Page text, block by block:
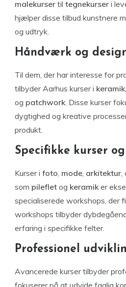
malekurser til tegnekurser i
hjælper disse tilbud kunstnere
og udtryk.
Håndværk og
Til dem, der har interesse for
tilbyder Aarhus kurser i keramik,
og patchwork. Disse kurser
dygtighed og kreative
produkt.
Specifikke kurser
Kurser i foto, mode, arkitektur,
som pileflet og keramiker
specialiserede workshops, der
workshops tilbyder
erfaring i specifikke felter.
Professionel
Avancerede kurser tilbyder
fokuserer på at udvide faglig